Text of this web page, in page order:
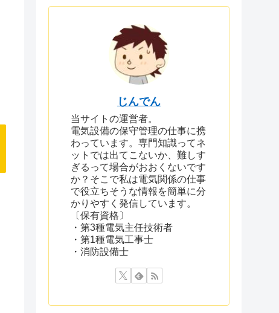
じんでん
当サイトの運営者。
電気設備の保守管理の仕事に携
わっています。専門知識ってネ
ットでは出てこないか、難しす
ぎるって場合がおおくないです
か？そこで私は電気関係の仕事
で役立ちそうな情報を簡単に分
かりやすく発信しています。
〔保有資格〕
・第3種電気主任技術者
・第1種電気工事士
・消防設備士